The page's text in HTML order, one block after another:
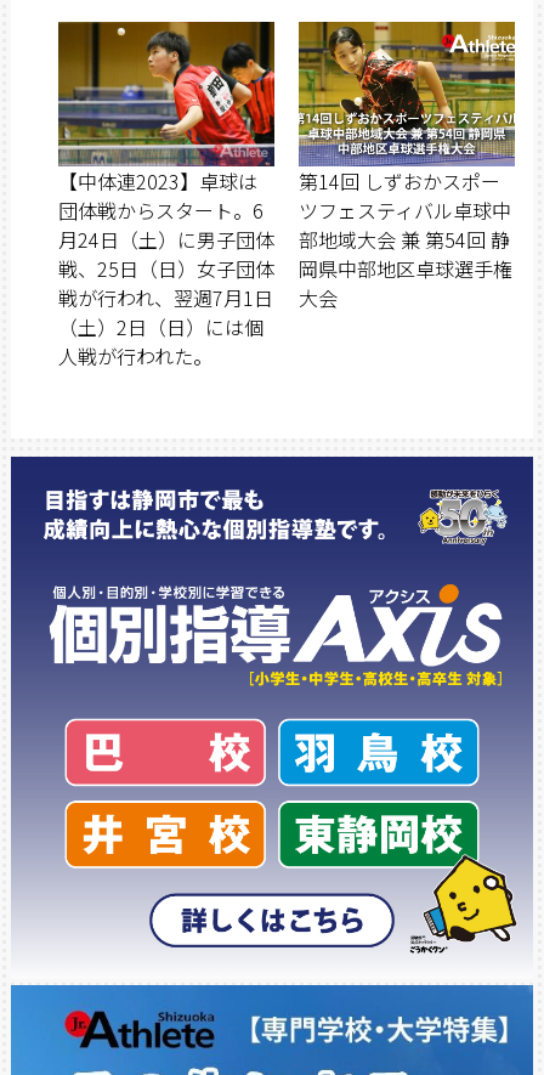
【中体連2023】卓球は
団体戦からスタート。6
月24日（土）に男子団体
戦、25日（日）女子団体
戦が行われ、翌週7月1日
（土）2日（日）には個
人戦が行われた。
第14回 しずおかスポー
ツフェスティバル卓球中
部地域大会 兼 第54回 静
岡県中部地区卓球選手権
大会